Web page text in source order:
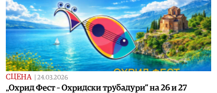
СЦЕНА 24.03.2026
„Охрид Фест – Охридски трубадури“ на 26 и 27